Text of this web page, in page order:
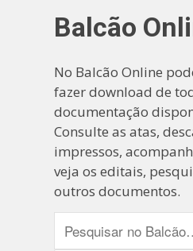
Balcão
No Balcão Online
fazer download de
documentação
Consulte as atas,
impressos,
veja os editais,
outros documentos.